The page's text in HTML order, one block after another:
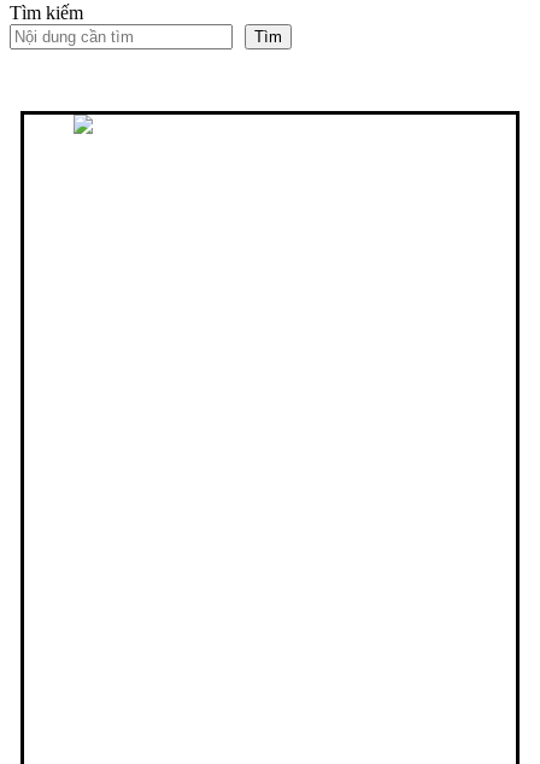
Tìm kiếm
Tìm